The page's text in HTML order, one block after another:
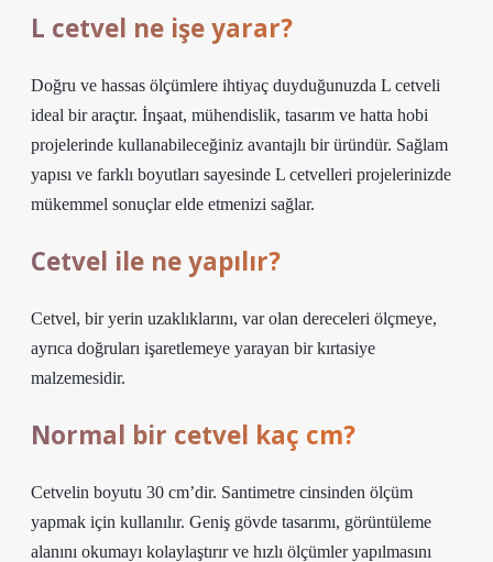
L cetvel ne işe yarar?
Doğru ve hassas ölçümlere ihtiyaç duyduğunuzda L cetveli
ideal bir araçtır. İnşaat, mühendislik, tasarım ve hatta hobi
projelerinde kullanabileceğiniz avantajlı bir üründür. Sağlam
yapısı ve farklı boyutları sayesinde L cetvelleri projelerinizde
mükemmel sonuçlar elde etmenizi sağlar.
Cetvel ile ne yapılır?
Cetvel, bir yerin uzaklıklarını, var olan dereceleri ölçmeye,
ayrıca doğruları işaretlemeye yarayan bir kırtasiye
malzemesidir.
Normal bir cetvel kaç cm?
Cetvelin boyutu 30 cm’dir. Santimetre cinsinden ölçüm
yapmak için kullanılır. Geniş gövde tasarımı, görüntüleme
alanını okumayı kolaylaştırır ve hızlı ölçümler yapılmasını